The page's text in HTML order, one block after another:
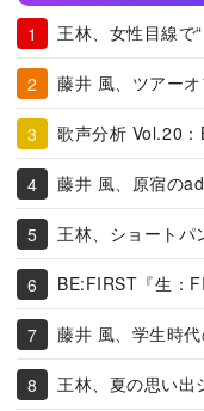
王林、女性目線で
藤井 風、ツアー
歌声分析 Vol.20
藤井 風、原宿の
王林、ショートパ
BE:FIRST『生：
藤井 風、学生時
王林、夏の思い出